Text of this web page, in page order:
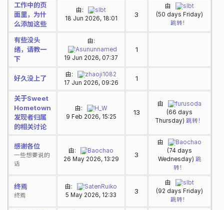
工作中的页
面里，为什
么添加这些
由:
slbt
18 Jun 2026, 18:01
3
由
slbt
(50 days Friday)
跳转！
有些没头
绪，请教一
下
由:
Asununnamed
19 Jun 2026, 07:37
1
好久没上了 由:
zhaoji1082
17 Jun 2026, 09:26
1
关于Sweet
Hometown
发现者归属
的相关讨论
由:
H_W
9 Feb 2026, 15:25
13
由
furusoda
(66 days
Thursday) 跳转！
感谢各位
一些想要说的
话
由:
Baochao
26 May 2026, 13:29
3
由
Baochao
(74 days
Wednesday) 跳
转！
终焉
终焉
由:
SatenRuiko
5 May 2026, 12:33
3
由
slbt
(92 days Friday)
跳转！